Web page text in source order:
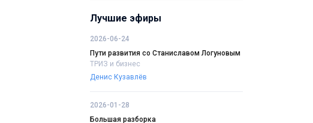
Лучшие эфиры
2026-06-24
Пути развития со Станиславом Логуновым
ТРИЗ и бизнес
Денис Кузавлёв
2026-01-28
Большая разборка